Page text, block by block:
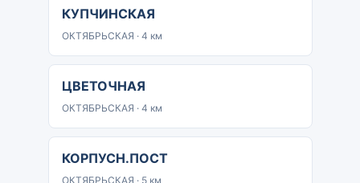
КУПЧИНСКАЯ
ОКТЯБРЬСКАЯ · 4 км
ЦВЕТОЧНАЯ
ОКТЯБРЬСКАЯ · 4 км
КОРПУСН.ПОСТ
ОКТЯБРЬСКАЯ · 5 км